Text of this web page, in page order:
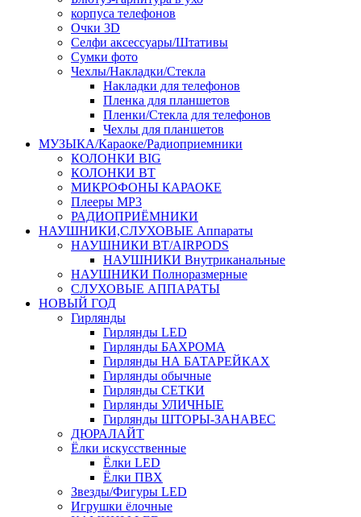
корпуса телефонов
Очки 3D
Селфи аксессуары/Штативы
Сумки фото
Чехлы/Накладки/Стекла
Накладки для телефонов
Пленка для планшетов
Пленки/Стекла для телефонов
Чехлы для планшетов
МУЗЫКА/Караоке/Радиоприемники
КОЛОНКИ BIG
КОЛОНКИ BT
МИКРОФОНЫ КАРАОКЕ
Плееры MP3
РАДИОПРИЁМНИКИ
НАУШНИКИ,СЛУХОВЫЕ Аппараты
НАУШНИКИ BT/AIRPODS
НАУШНИКИ Внутриканальные
НАУШНИКИ Полноразмерные
СЛУХОВЫЕ АППАРАТЫ
НОВЫЙ ГОД
Гирлянды
Гирлянды LED
Гирлянды БАХРОМА
Гирлянды НА БАТАРЕЙКАХ
Гирлянды обычные
Гирлянды СЕТКИ
Гирлянды УЛИЧНЫЕ
Гирлянды ШТОРЫ-ЗАНАВЕС
ДЮРАЛАЙТ
Ёлки искусственные
Ёлки LED
Ёлки ПВХ
Звезды/Фигуры LED
Игрушки ёлочные